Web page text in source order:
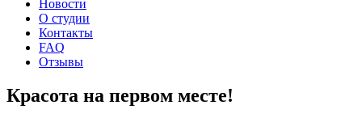
Новости
О студии
Контакты
FAQ
Отзывы
Красота на первом месте!